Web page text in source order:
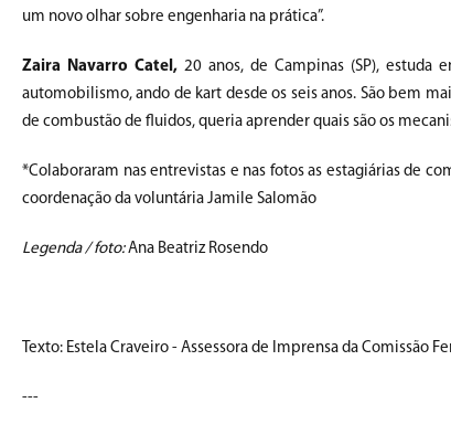
um novo olhar sobre engenharia na prática”.
Zaira Navarro Catel, 20 anos, de Campinas (SP), estuda
automobilismo, ando de kart desde os seis anos. São bem
de combustão de fluidos, queria aprender quais são os
*Colaboraram nas entrevistas e nas fotos as estagiárias de
coordenação da voluntária Jamile Salomão
Legenda / foto:Ana Beatriz Rosendo
Texto: Estela Craveiro - Assessora de Imprensa da Comissão
---